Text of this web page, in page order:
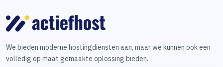
We bieden moderne hostingdiensten aan, maar we kunnen ook een
volledig op maat gemaakte oplossing bieden.